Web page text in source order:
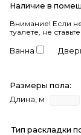
Наличие в
Внимание! Если
туалете, не
Ванна
Размеры пола:
Длина, м
Тип раскладки